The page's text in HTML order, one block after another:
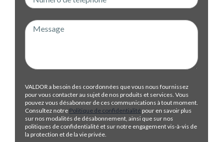
VALDOR a besoin des coordonnées que vous nous fournissez
pour vous contacter au sujet de nos produits et services. Vous
pouvez vous désabonner de ces communications à tout moment.
Consultez notre Politique de confidentialité pour en savoir plus
sur nos modalités de désabonnement, ainsi que sur nos
politiques de confidentialité et sur notre engagement vis-à-vis de
la protection et de la vie privée.